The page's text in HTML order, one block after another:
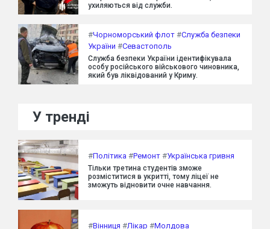
ухиляються від служби.
#Чорноморський флот #Служба безпеки
України #Севастополь
Служба безпеки України ідентифікувала
особу російського військового чиновника,
який був ліквідований у Криму.
У тренді
#Політика #Ремонт #Українська гривня
Тільки третина студентів зможе
розміститися в укритті, тому ліцеї не
зможуть відновити очне навчання.
#Вінниця #Лікар #Молдова